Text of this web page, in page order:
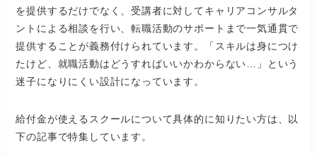
を提供するだけでなく、受講者に対してキャリアコンサルタ
ントによる相談を行い、転職活動のサポートまで一気通貫で
提供することが義務付けられています。「スキルは身につけ
たけど、就職活動はどうすればいいかわからない…」という
迷子になりにくい設計になっています。
給付金が使えるスクールについて具体的に知りたい方は、以
下の記事で特集しています。